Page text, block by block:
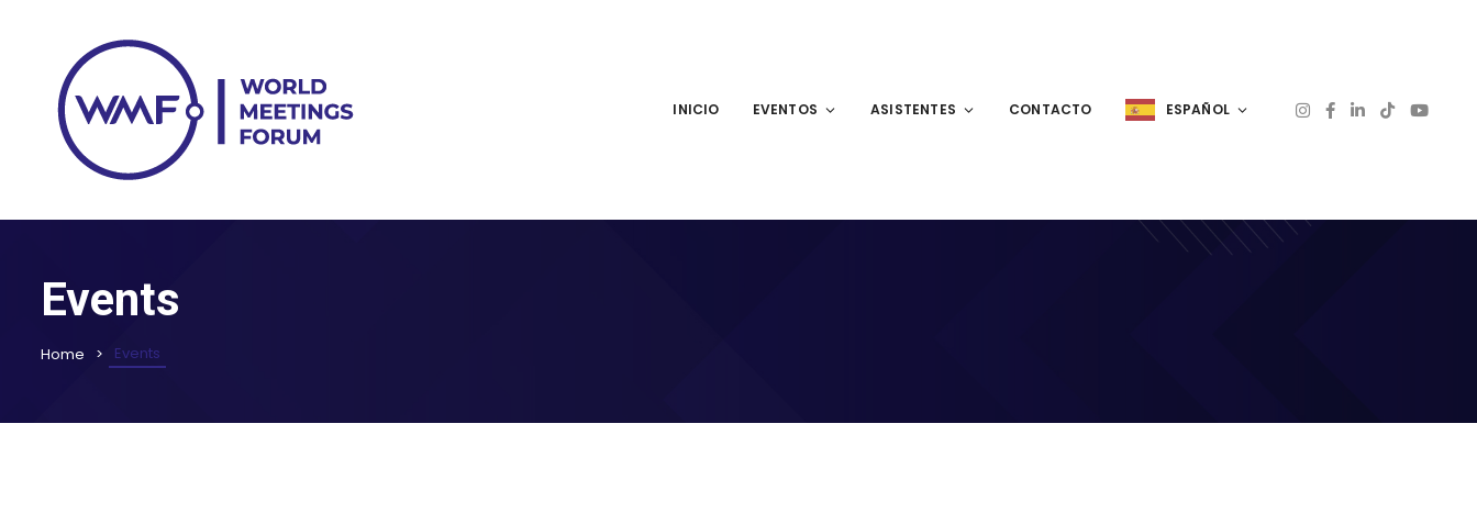
INICIO EVENTOS ASISTENTES CONTACTO ESPAÑOL
Events
Home Events